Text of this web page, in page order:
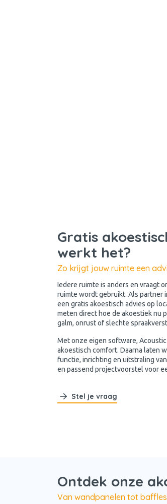
Gratis
werkt het?
Zo krijgt jouw ruimte een
Iedere ruimte is anders en vraagt
ruimte wordt gebruikt. Als partner
een gratis akoestisch advies op
meten direct hoe de akoestiek nu
galm, onrust of slechte
Met onze eigen software,
akoestisch comfort. Daarna laten
functie, inrichting en uitstraling
en passend projectvoorstel voor
Stel je vraag
Ontdek onze
Van wandpanelen tot